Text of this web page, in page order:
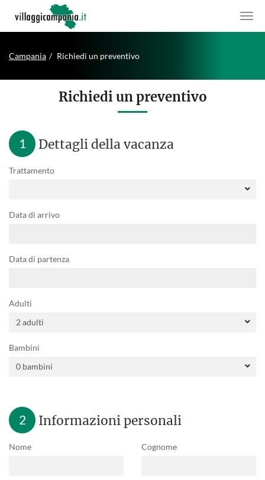
Campania Richiedi un preventivo
Richiedi un preventivo
1 Dettagli della vacanza
Trattamento
Data di arrivo
Data di partenza
Adulti
Bambini
2 Informazioni personali
Nome Cognome